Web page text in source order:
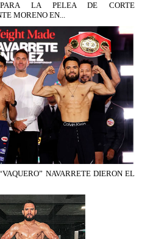
LA PELEA DE CORTE
MORENO EN...
NAVARRETE DIERON EL